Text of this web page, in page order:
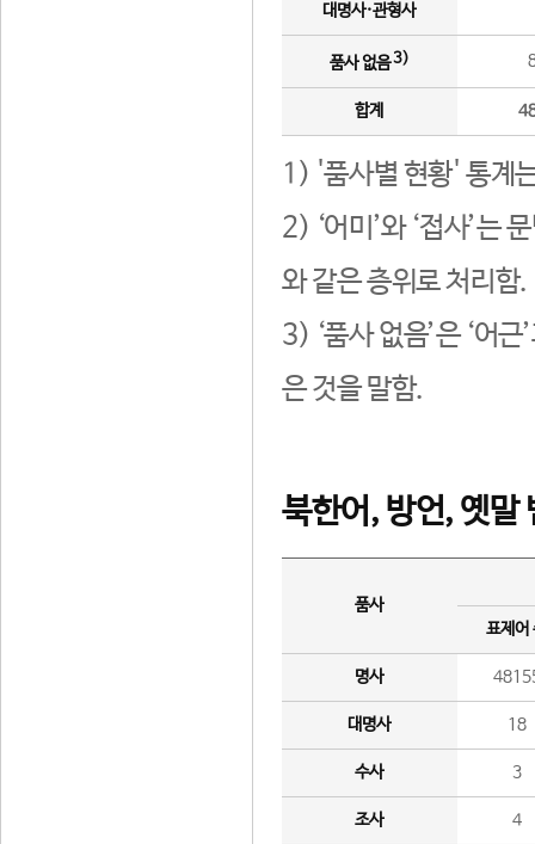
대명사·관형사
품사 없음3)
합계
1) '품사별 현황' 통계
2) ‘어미’와 ‘접사’는
와 같은 층위로 처리함.
3) ‘품사 없음’은 ‘어
은 것을 말함.
북한어, 방언, 옛말
품사
표제어
명사
대명사 18
수사 3
조사 4